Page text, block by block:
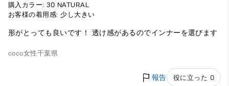
購入カラー: 30 NATURAL
お客様の着用感: 少し大きい
形がとっても良いです！ 透け感があるのでインナーを選びます
coco女性千葉県
報告 役に立った 0